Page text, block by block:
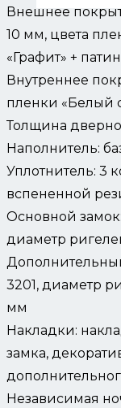
Внешнее
10 мм, цвета
«Графит» +
Внутреннее
пленки «Белый
Толщина
Наполнитель:
Уплотнитель: 3
вспененной
Основной
диаметр
3201, диаметр
мм
Накладки:
замка,
Независимая